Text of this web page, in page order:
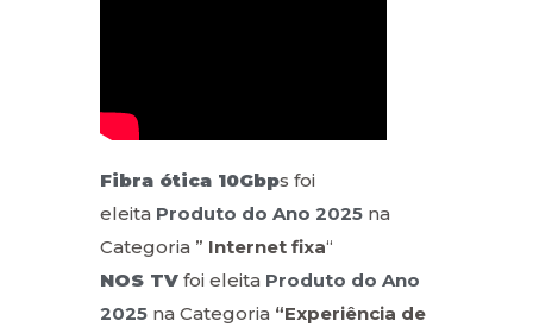
Fibra ótica 10Gbps foi
eleita Produto do Ano 2025 na
Categoria ” Internet fixa“
NOS TV foi eleita Produto do Ano
2025 na Categoria “Experiência de